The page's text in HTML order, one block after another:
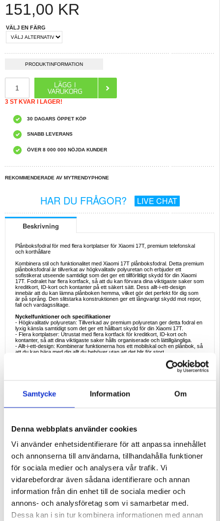
Samtycke Information Om
Denna webbplats använder cookies
Vi använder enhetsidentifierare för att anpassa innehållet
och annonserna till användarna, tillhandahålla funktioner
för sociala medier och analysera vår trafik. Vi
vidarebefordrar även sådana identifierare och annan
information från din enhet till de sociala medier och
annons- och analysföretag som vi samarbetar med.
Dessa kan i sin tur kombinera informationen med annan
151,00 KR
VÄLJ EN FÄRG
PRODUKTINFORMATION
3 ST KVAR I LAGER!
30 DAGARS ÖPPET KÖP
SNABB LEVERANS
ÖVER 8 000 000 NÖJDA KUNDER
REKOMMENDERADE AV MYTRENDYPHONE
HAR DU FRÅGOR? LIVE CHAT
Beskrivning
Plånboksfodral för med flera kortplatser för Xiaomi 17T, premium telefonskal
och korthållare
Kombinera stil och funktionalitet med Xiaomi 17T plånboksfodral. Detta premium
plånboksfodral är tillverkat av högkvalitativ polyuretan och erbjuder ett
sofistikerat utseende samtidigt som det ger ett tillförlitligt skydd för din Xiaomi
17T. Fodralet har flera kortfack, så att du kan förvara dina viktigaste saker som
kreditkort, ID-kort och kontanter på ett säkert sätt. Dess allt-i-ett-design
innebär att du kan lämna plånboken hemma, vilket gör det perfekt för dig som
är på språng. Den slitstarka konstruktionen ger ett långvarigt skydd mot repor,
fall och vardagsslitage.
Nyckelfunktioner och specifikationer
- Högkvalitativ polyuretan: Tillverkad av premium polyuretan ger detta fodral en
lyxig känsla samtidigt som det ger ett hållbart skydd för din Xiaomi 17T.
- Flera kortplatser: Utrustat med flera kortfack för kreditkort, ID-kort och
kontanter, så att dina viktigaste saker hålls organiserade och lättillgängliga.
- Allt-i-ett-design: Kombinerar funktionerna hos ett mobilskal och en plånbok, så
att du kan bära med dig allt du behöver utan att det blir för stort.
- Magnetisk stängning: Den säkra magnetfliken håller plånboksfodralet stängt
Detta plånboksfodral är perfekt för yrkesverksamma och resenärer som vill
effektivisera sina dagliga nödvändigheter. Det är perfekt för dem som föredrar
Om du letar efter ett snyggt och funktionellt sätt att skydda din Xiaomi 17T
samtidigt som du håller ordning på dina kort och kontanter är detta
plånboksfodral det perfekta valet. Dess förstklassiga material och praktiska
design gör det till ett måste för dig som värdesätter både stil och bekvämlighet.
Intressanta fakta om denna produkttyp
Plånboksfodral har blivit populära för sin förmåga att kombinera skydd och
praktiska egenskaper. Användningen av högkvalitativ polyuretan ger inte bara
ett raffinerat utseende utan erbjuder också naturlig hållbarhet, vilket gör dessa
fodral till ett långvarigt val för telefonanvändare. Dessutom gör de inbyggda
kortplatserna det enkelt att resa lätt, vilket minskar behovet av en separat
plånbok.
Kompatibilitet: Xiaomi 17T
Förpackning: Bulk